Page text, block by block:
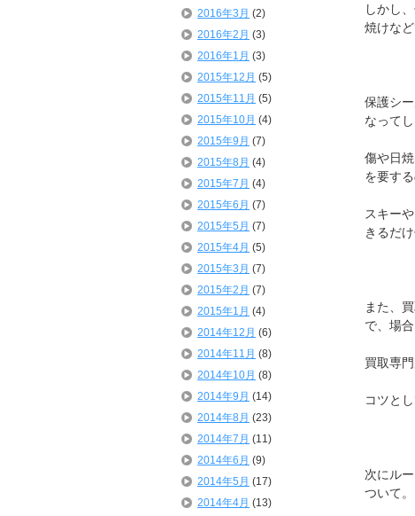
しかし
焼けな
保護シ
なって
傷や日
を要す
スキー
きるだ
また、
で、場
買取専
コツと
次にル
ついて。
2016年3月 (2)
2016年2月 (3)
2016年1月 (3)
2015年12月 (5)
2015年11月 (5)
2015年10月 (4)
2015年9月 (7)
2015年8月 (4)
2015年7月 (4)
2015年6月 (7)
2015年5月 (7)
2015年4月 (5)
2015年3月 (7)
2015年2月 (7)
2015年1月 (4)
2014年12月 (6)
2014年11月 (8)
2014年10月 (8)
2014年9月 (14)
2014年8月 (23)
2014年7月 (11)
2014年6月 (9)
2014年5月 (17)
2014年4月 (13)